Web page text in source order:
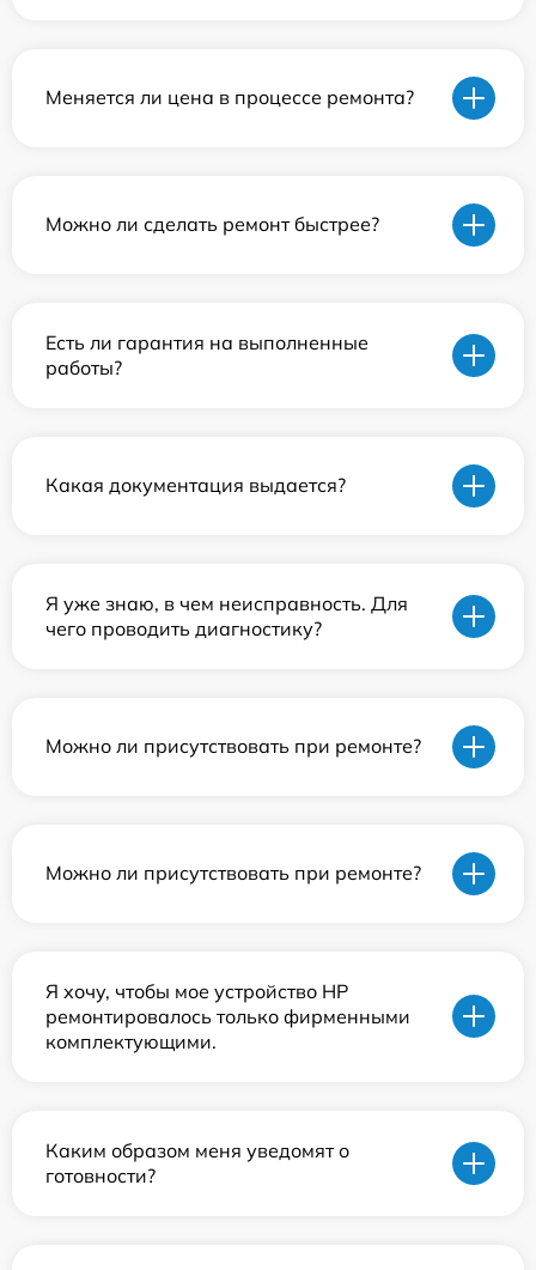
Меняется ли цена в процессе ремонта?
Можно ли сделать ремонт быстрее?
Есть ли гарантия на выполненные
работы?
Какая документация выдается?
Я уже знаю, в чем неисправность. Для
чего проводить диагностику?
Можно ли присутствовать при ремонте?
Можно ли присутствовать при ремонте?
Я хочу, чтобы мое устройство HP
ремонтировалось только фирменными
комплектующими.
Каким образом меня уведомят о
готовности?